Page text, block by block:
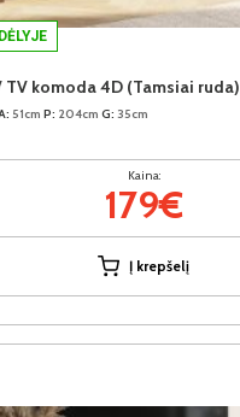
TV komoda 4D (Tamsiai ruda)
A: 51cm P: 204cm G: 35cm
Kaina:
179€
Į krepšelį